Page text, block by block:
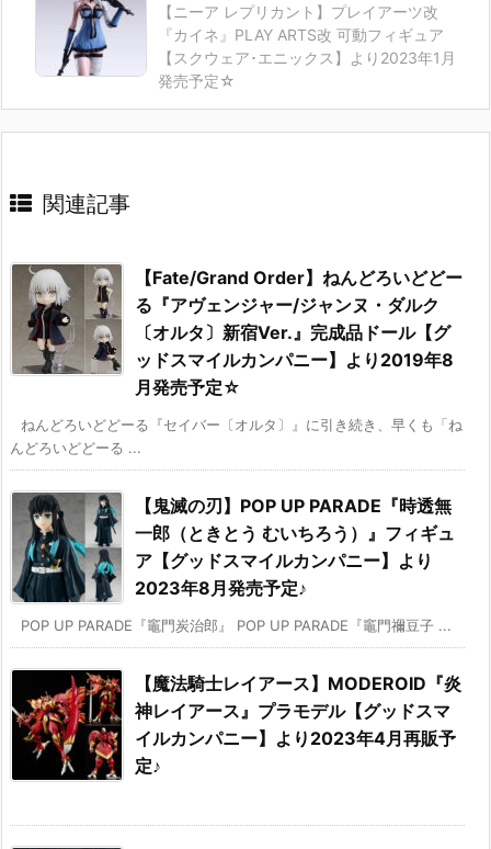
【ニーア レプリカント】プレイアーツ改
『カイネ』PLAY ARTS改 可動フィギュア
【スクウェア･エニックス】より2023年1月
発売予定☆
関連記事
【Fate/Grand Order】ねんどろいどどー
る『アヴェンジャー/ジャンヌ・ダルク
〔オルタ〕新宿Ver.』完成品ドール【グ
ッドスマイルカンパニー】より2019年8
月発売予定☆
ねんどろいどどーる『セイバー〔オルタ〕』に引き続き、早くも「ね
んどろいどどーる ...
【鬼滅の刃】POP UP PARADE『時透無
一郎（ときとう むいちろう）』フィギュ
ア【グッドスマイルカンパニー】より
2023年8月発売予定♪
POP UP PARADE『竈門炭治郎』 POP UP PARADE『竈門禰豆子 ...
【魔法騎士レイアース】MODEROID『炎
神レイアース』プラモデル【グッドスマ
イルカンパニー】より2023年4月再販予
定♪